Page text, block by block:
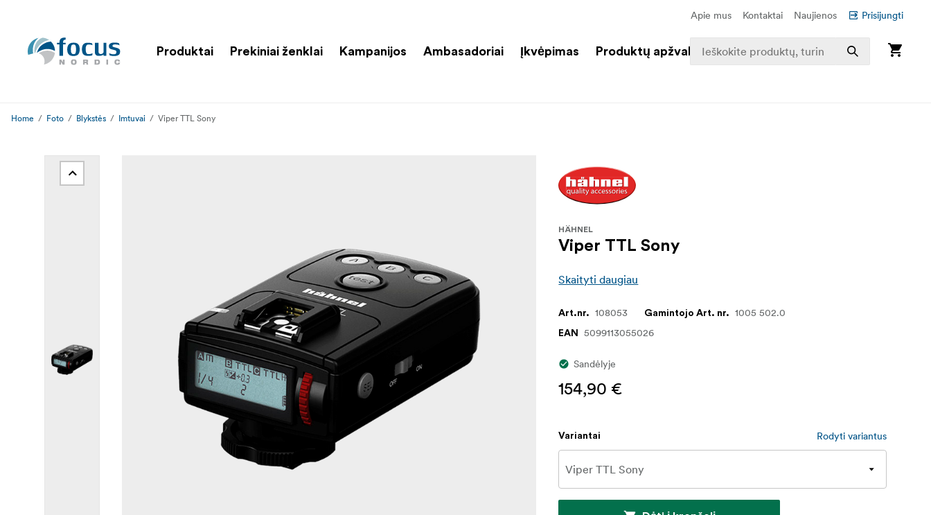
Apie mus Kontaktai Naujienos Prisijungti
Produktai Prekiniai ženklai Kampanijos Ambasadoriai Įkvėpimas Produktų apžvalga
Home Foto Blykstės Imtuvai Viper TTL Sony
HÄHNEL
Viper TTL Sony
Skaityti daugiau
Art.nr. 108053 Gamintojo Art. nr. 1005 502.0
EAN 5099113055026
Sandėlyje
154,90 €
Variantai Rodyti variantus